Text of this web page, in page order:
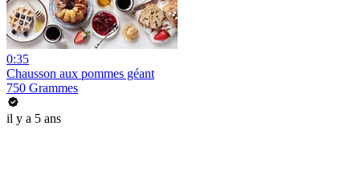
0:35
Chausson aux pommes géant
750 Grammes
il y a 5 ans